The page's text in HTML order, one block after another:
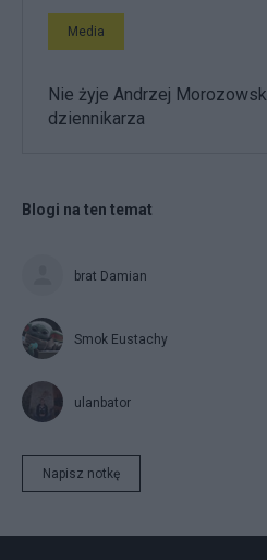
Media
Nie żyje Andrzej
dziennikarza
Blogi na ten temat
brat Damian
Smok Eustachy
ulanbator
Napisz notkę